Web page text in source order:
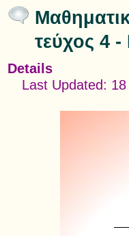
τεύχος 4 -
Details
Last Updated: